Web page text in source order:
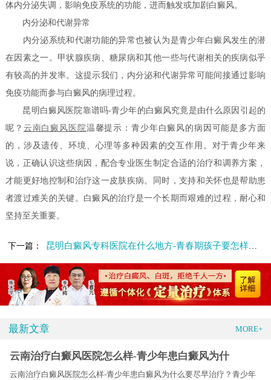
体内分泌失调，影响免疫系统的功能，进而触发或加剧白癜风。
内分泌和代谢异常
内分泌系统和代谢功能的异常也被认为是青少年白癜风发生的潜
在因素之一。甲状腺疾病、糖尿病和其他一些与代谢相关的疾病似乎
有较高的并发率。这提示我们，内分泌和代谢异常可能间接通过影响
免疫功能而参与白癜风的病理过程。
昆明白癜风医院靠谱吗-青少年的白癜风究竟是由什么原因引起的
呢？ 云南白癜风医院温馨提示：青少年白癜风的病因可能是多方面
的，涉及遗传、环境、心理等多种因素的交互作用。对于青少年来
说，正确认识这些病因，配合专业医生制定合适的治疗和调养方案，
才能更好地控制和治疗这一皮肤疾病。同时，支持和关怀也是帮助患
者渡过难关的关键。白癜风的治疗是一个长期而艰难的过程，耐心和
坚持至关重要。
下一篇： 昆明白癜风专科医院在什么地方-青春期孩子要怎样预防白癜风呢
最新文章 MORE+
云南治疗白癜风医院怎么样-青少年患白癜风为什
云南治疗白癜风医院怎么样-青少年患白癜风为什么要尽早治疗？青少年